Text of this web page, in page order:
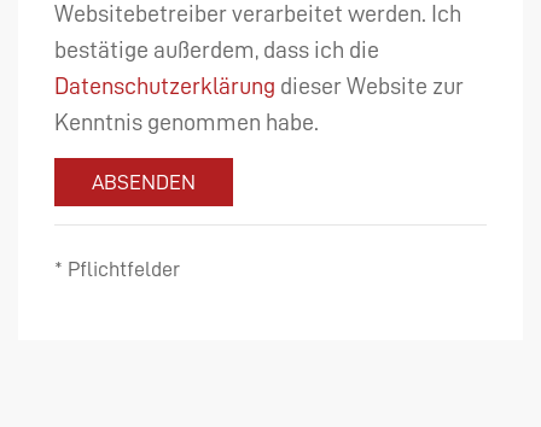
Websitebetreiber verarbeitet werden. Ich
bestätige außerdem, dass ich die
Datenschutzerklärung dieser Website zur
Kenntnis genommen habe.
ABSENDEN
* Pflichtfelder